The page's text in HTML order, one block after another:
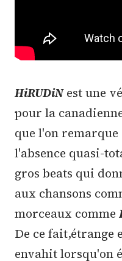
HiRUDiNest une
pour la
que l'on remarque
l'absence quasi-
gros beats qui
aux chansons
morceaux comme
De ce fait,étrange
envahit lorsqu'on